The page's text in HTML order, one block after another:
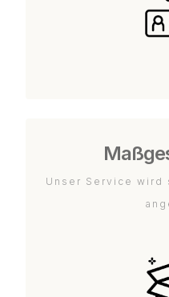
Unser Service wird